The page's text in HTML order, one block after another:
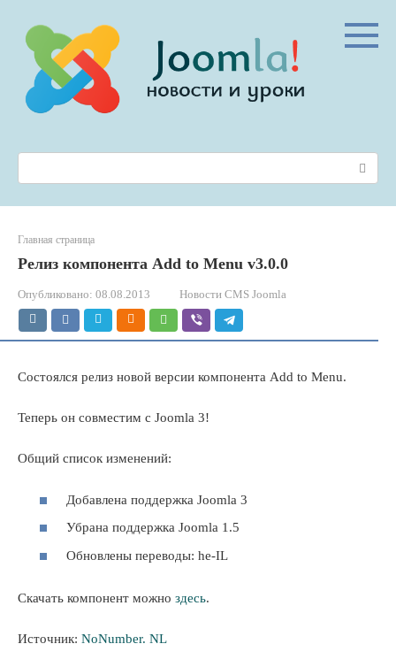
контенту
Главная страница
Релиз компонента Add to Menu v3.0.0
Опубликовано: 08.08.2013 Новости CMS Joomla
Состоялся релиз новой версии компонента Add to Menu.
Теперь он совместим с Joomla 3!
Общий список изменений:
Добавлена поддержка Joomla 3
Убрана поддержка Joomla 1.5
Обновлены переводы: he-IL
Скачать компонент можно здесь.
Источник: NoNumber. NL